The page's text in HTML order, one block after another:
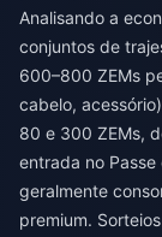
Analisando a
conjuntos de
600–800 ZEMs
cabelo,
80 e 300 ZEMs,
entrada no
geralmente
premium.